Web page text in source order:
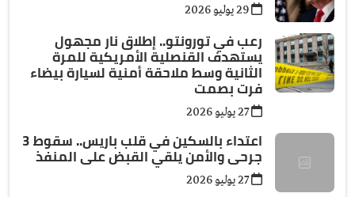
رعب في تورونتو.. إطلاق نار مجهول
يستهدف القنصلية الأمريكية للمرة
الثانية وسط ملاحقة أمنية لسيارة بيضاء
فرت بصمت
27 يوليو 2026
اعتداء بالسكين في قلب باريس.. سقوط 3
جرحى والأمن يلقي القبض على المنفذ
27 يوليو 2026